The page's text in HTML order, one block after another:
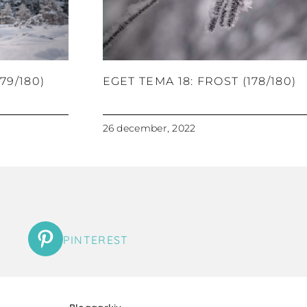
180) EGET TEMA 18: FROST (178/180)
26 december, 2022
PINTEREST